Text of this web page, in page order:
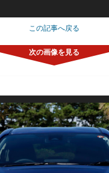
この記事へ戻る